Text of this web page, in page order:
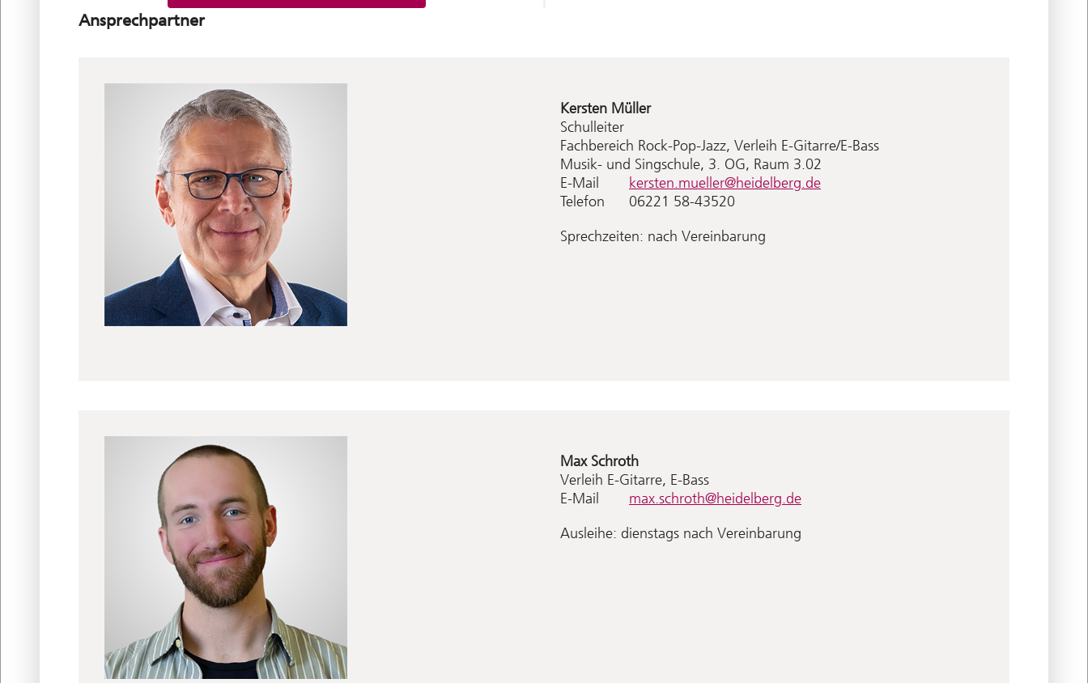
Ansprechpartner
Kersten Müller
Schulleiter
Fachbereich Rock-Pop-Jazz, Verleih E-Gitarre/E-Bass
Musik- und Singschule, 3. OG, Raum 3.02
E-Mail
kersten.mueller@heidelberg.de
Telefon
06221 58-43520
Sprechzeiten: nach Vereinbarung
Max Schroth
Verleih E-Gitarre, E-Bass
E-Mail
max.schroth@heidelberg.de
Ausleihe: dienstags nach Vereinbarung